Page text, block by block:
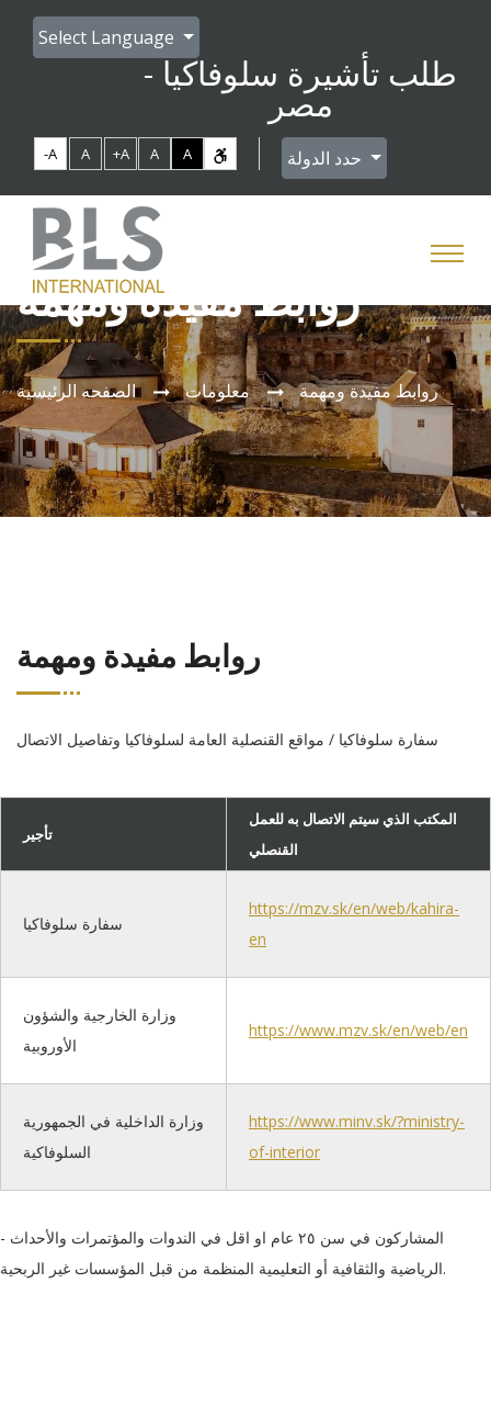
Select Language
طلب تأشيرة سلوفاكيا -
مصر
-A A +A A A
روابط مفيدة ومهمة
الصفحه الرئيسية معلومات روابط مفيدة ومهمة
روابط مفيدة ومهمة
سفارة سلوفاكيا / مواقع القنصلية العامة لسلوفاكيا وتفاصيل الاتصال
تأجير
المكتب الذي سيتم الاتصال به للعمل
القنصلي
سفارة سلوفاكيا
https://mzv.sk/en/web/kahira-
en
وزارة الخارجية والشؤون
الأوروبية
https://www.mzv.sk/en/web/en
وزارة الداخلية في الجمهورية
السلوفاكية
https://www.minv.sk/?ministry-
of-interior
- المشاركون في سن ٢٥ عام او اقل في الندوات والمؤتمرات والأحداث
الرياضية والثقافية أو التعليمية المنظمة من قبل المؤسسات غير الربحية.